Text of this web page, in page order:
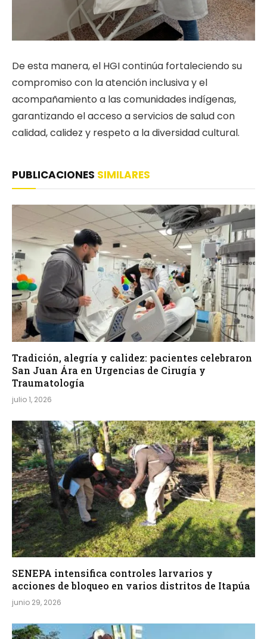
De esta manera, el HGI continúa fortaleciendo su
compromiso con la atención inclusiva y el
acompañamiento a las comunidades indígenas,
garantizando el acceso a servicios de salud con
calidad, calidez y respeto a la diversidad cultural.
PUBLICACIONES SIMILARES
Tradición, alegría y calidez: pacientes celebraron
San Juan Ára en Urgencias de Cirugía y
Traumatología
julio 1, 2026
SENEPA intensifica controles larvarios y
acciones de bloqueo en varios distritos de Itapúa
junio 29, 2026